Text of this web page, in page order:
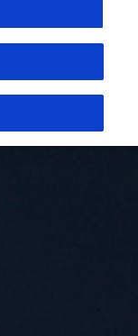
betroffen.